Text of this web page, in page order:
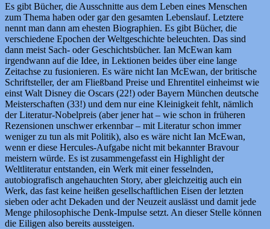
Es gibt Bücher, die Ausschnitte aus dem Leben eines Menschen
zum Thema haben oder gar den gesamten Lebenslauf. Letztere
nennt man dann am ehesten Biographien. Es gibt Bücher, die
verschiedene Epochen der Weltgeschichte beleuchten. Das sind
dann meist Sach- oder Geschichtsbücher. Ian McEwan kam
irgendwann auf die Idee, in Lektionen beides über eine lange
Zeitachse zu fusionieren. Es wäre nicht Ian McEwan, der britische
Schriftsteller, der am Fließband Preise und Ehrentitel einheimst wie
einst Walt Disney die Oscars (22!) oder Bayern München deutsche
Meisterschaften (33!) und dem nur eine Kleinigkeit fehlt, nämlich
der Literatur-Nobelpreis (aber jener hat – wie schon in früheren
Rezensionen unschwer erkennbar – mit Literatur schon immer
weniger zu tun als mit Politik), also es wäre nicht Ian McEwan,
wenn er diese Hercules-Aufgabe nicht mit bekannter Bravour
meistern würde. Es ist zusammengefasst ein Highlight der
Weltliteratur entstanden, ein Werk mit einer fesselnden,
autobiografisch angehauchten Story, aber gleichzeitig auch ein
Werk, das fast keine heißen gesellschaftlichen Eisen der letzten
sieben oder acht Dekaden und der Neuzeit auslässt und damit jede
Menge philosophische Denk-Impulse setzt. An dieser Stelle können
die Eiligen also bereits aussteigen.